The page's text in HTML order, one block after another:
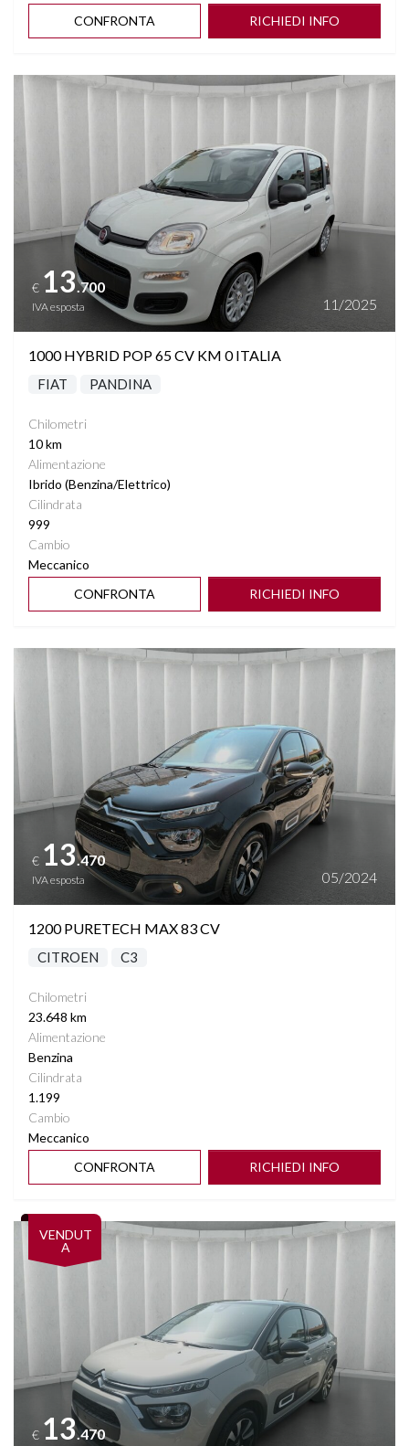
CONFRONTA
RICHIEDI INFO
Vedi dettagli
€ 13.700
IVA esposta 11/2025
1000 HYBRID POP 65 CV KM 0 ITALIA
FIAT PANDINA
Chilometri
10 km
Alimentazione
Ibrido (Benzina/Elettrico)
Cilindrata
999
Cambio
Meccanico
CONFRONTA
RICHIEDI INFO
Vedi dettagli
€ 13.470
IVA esposta 05/2024
1200 PURETECH MAX 83 CV
CITROEN C3
Chilometri
23.648 km
Alimentazione
Benzina
Cilindrata
1.199
Cambio
Meccanico
CONFRONTA
RICHIEDI INFO
VENDUT
A
Vedi dettagli
€ 13.470